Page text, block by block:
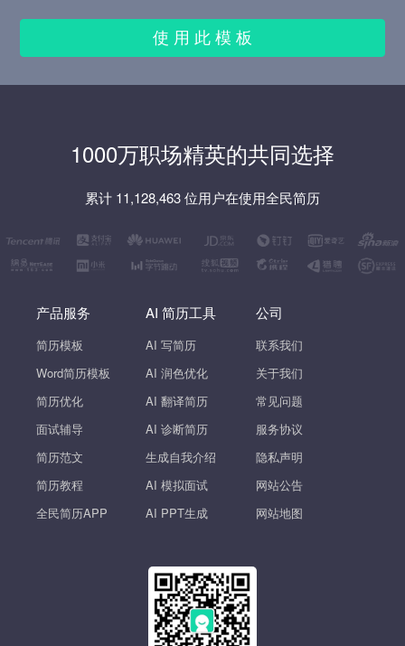
使 用 此 模 板
1000万职场精英的共同选择
累计 11,128,463 位用户在使用全民简历
产品服务
简历模板
Word简历模板
简历优化
面试辅导
简历范文
简历教程
全民简历APP
AI 简历工具
AI 写简历
AI 润色优化
AI 翻译简历
AI 诊断简历
生成自我介绍
AI 模拟面试
AI PPT生成
公司
联系我们
关于我们
常见问题
服务协议
隐私声明
网站公告
网站地图